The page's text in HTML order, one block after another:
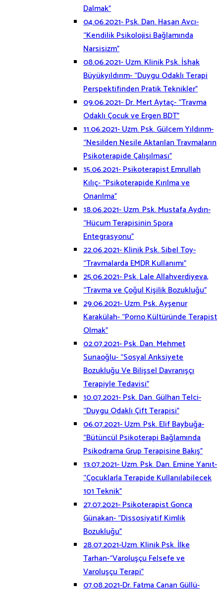
Dalmak”
04.06.2021- Psk. Dan. Hasan Avcı-
“Kendilik Psikolojisi Bağlamında
Narsisizm”
08.06.2021- Uzm. Klinik Psk. İshak
Büyükyıldırım- “Duygu Odaklı Terapi
Perspektifinden Pratik Teknikler”
09.06.2021- Dr. Mert Aytaç- “Travma
Odaklı Çocuk ve Ergen BDT”
11.06.2021- Uzm. Psk. Gülcem Yıldırım-
“Nesilden Nesile Aktarılan Travmaların
Psikoterapide Çalışılması”
15.06.2021- Psikoterapist Emrullah
Kılıç- “Psikoterapide Kırılma ve
Onarılma”
18.06.2021- Uzm. Psk. Mustafa Aydın-
“Hücum Terapisinin Spora
Entegrasyonu”
22.06.2021- Klinik Psk. Sibel Toy-
“Travmalarda EMDR Kullanımı”
25.06.2021- Psk. Lale Allahverdiyeva,
“Travma ve Çoğul Kişilik Bozukluğu”
29.06.2021- Uzm. Psk. Ayşenur
Karakülah- “Porno Kültüründe Terapist
Olmak”
02.07.2021- Psk. Dan. Mehmet
Sunaoğlu- “Sosyal Anksiyete
Bozukluğu Ve Bilişsel Davranışçı
Terapiyle Tedavisi”
10.07.2021- Psk. Dan. Gülhan Telci-
“Duygu Odaklı Çift Terapisi”
06.07.2021- Uzm. Psk. Elif Baybuğa-
“Bütüncül Psikoterapi Bağlamında
Psikodrama Grup Terapisine Bakış”
13.07.2021- Uzm. Psk. Dan. Emine Yanıt-
“Çocuklarla Terapide Kullanılabilecek
101 Teknik”
27.07.2021- Psikoterapist Gonca
Günakan- “Dissosiyatif Kimlik
Bozukluğu”
28.07.2021-Uzm. Klinik Psk. İlke
Tarhan-“Varoluşçu Felsefe ve
Varoluşçu Terapi”
07.08.2021-Dr. Fatma Canan Güllü-